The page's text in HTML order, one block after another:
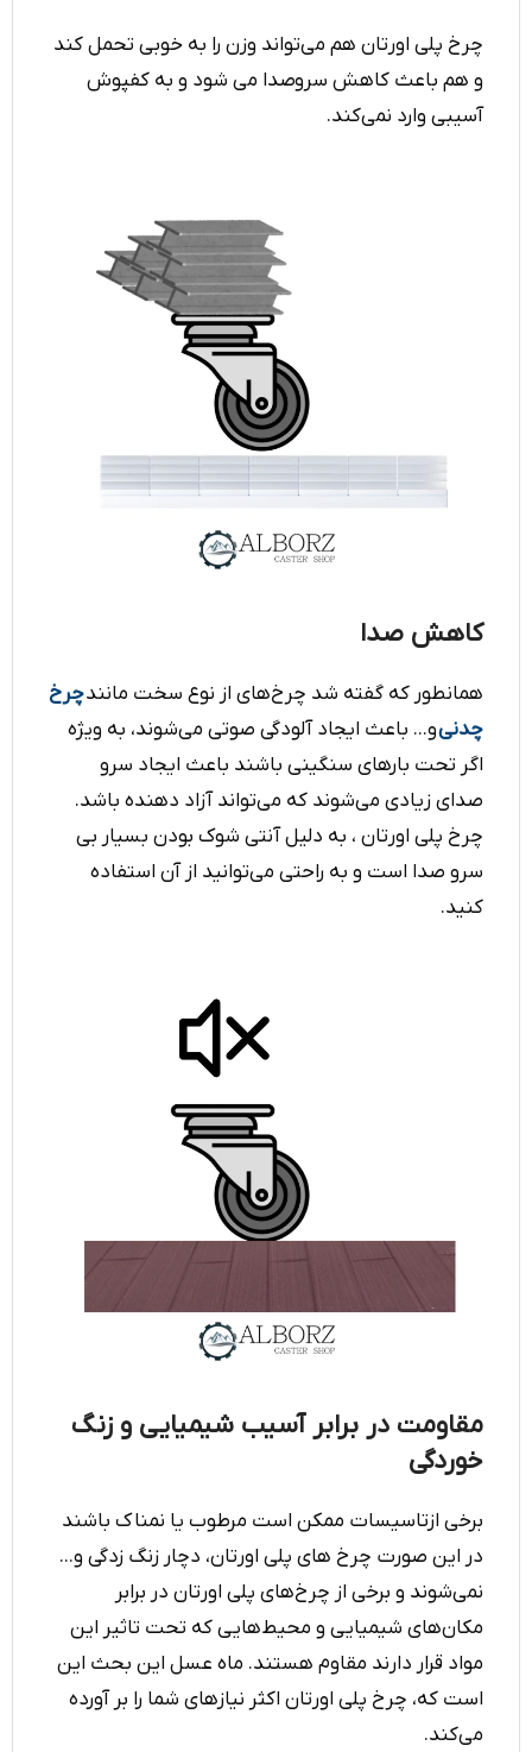
چرخ پلی اورتان هم می‌تواند وزن را به خوبی تحمل کند
و هم باعث کاهش سروصدا می شود و به کفپوش
آسیبی وارد نمی‌کند.
کاهش صدا
همانطور که گفته شد چرخ‌های از نوع سخت مانندچرخ
چدنیو... باعث ایجاد آلودگی صوتی می‌شوند، به ویژه
اگر تحت بارهای سنگینی باشند باعث ایجاد سرو
صدای زیادی می‌شوند که می‌تواند آزاد دهنده باشد.
چرخ پلی اورتان ‌، به دلیل آنتی شوک بودن بسیار بی
سرو صدا است و به راحتی می‌توانید از آن‌ استفاده
کنید.
مقاومت در برابر آسیب شیمیایی و زنگ
خوردگی
برخی ازتاسیسات ممکن است مرطوب یا نمناک باشند
در این صورت چرخ های پلی اورتان، دچار زنگ زدگی و...
نمی‌شوند و برخی از چر‌خ‌های پلی اورتان در برابر
مکان‌های شیمیایی و محیط‌هایی که تحت تاثیر این
مواد قرار دارند مقاوم هستند. ماه عسل این بحث این
است که، چرخ پلی اورتان اکثر نیازهای شما را بر آورده
می‌کند.